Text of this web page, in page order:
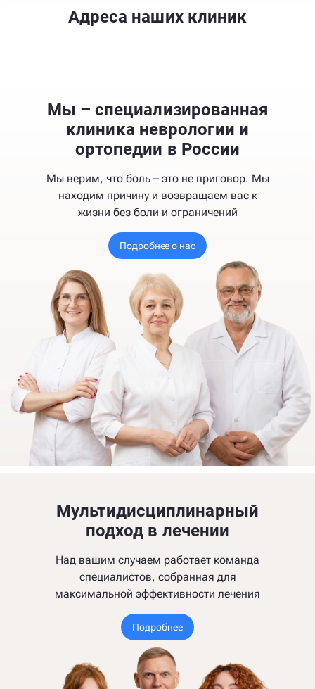
Адреса наших клиник
Мы – специализированная
клиника неврологии и
ортопедии в России
Мы верим, что боль – это не приговор. Мы
находим причину и возвращаем вас к
жизни без боли и ограничений
Подробнее о нас
Мультидисциплинарный
подход в лечении
Над вашим случаем работает команда
специалистов, собранная для
максимальной эффективности лечения
Подробнее